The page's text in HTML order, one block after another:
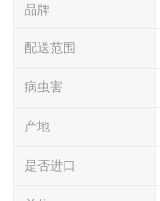
品牌
配送范围
病虫害
产地
是否进口